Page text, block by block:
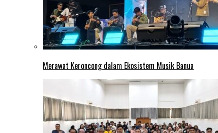
Merawat Keroncong dalam Ekosistem Musik Banua